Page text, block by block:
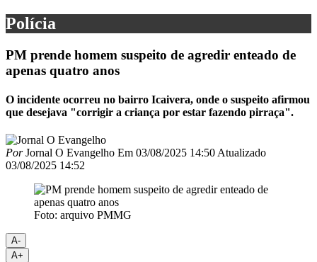
Polícia
PM prende homem suspeito de agredir enteado de
apenas quatro anos
O incidente ocorreu no bairro Icaivera, onde o suspeito afirmou
que desejava "corrigir a criança por estar fazendo pirraça".
PorJornal O Evangelho Em 03/08/2025 14:50 Atualizado
03/08/2025 14:52
Foto: arquivo PMMG
A-
A+